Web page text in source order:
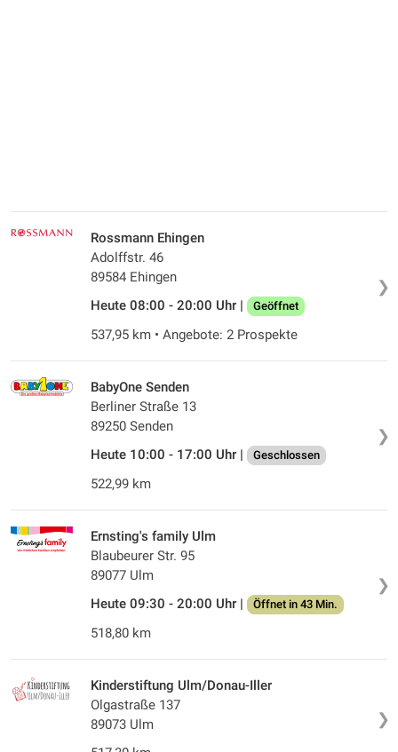
❯
Rossmann Ehingen
Adolffstr. 46
89584 Ehingen
Heute 08:00 - 20:00 Uhr |
Geöffnet
537,95 km • Angebote: 2 Prospekte
❯
BabyOne Senden
Berliner Straße 13
89250 Senden
Heute 10:00 - 17:00 Uhr |
Geschlossen
522,99 km
❯
Ernsting's family Ulm
Blaubeurer Str. 95
89077 Ulm
Heute 09:30 - 20:00 Uhr |
Öffnet in 43 Min.
518,80 km
❯
Kinderstiftung Ulm/Donau-Iller
Olgastraße 137
89073 Ulm